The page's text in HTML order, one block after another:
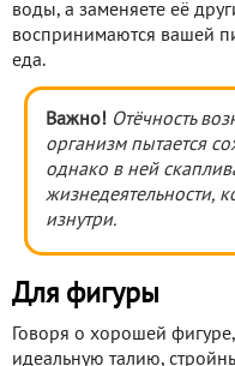
воды, а заменяете её
воспринимаются вашей
еда.
Важно! Отёчность
организм пытается
однако в ней
жизнедеятельности,
изнутри.
Для фигуры
Говоря о хорошей
идеальную талию,